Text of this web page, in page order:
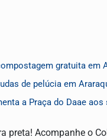
gratuita em
de pelúcia em
a Praça do Daae aos
preta! Acompanhe o